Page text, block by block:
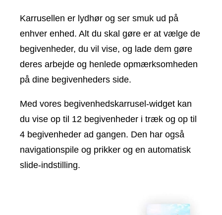
Karrusellen er lydhør og ser smuk ud på
enhver enhed. Alt du skal gøre er at vælge de
begivenheder, du vil vise, og lade dem gøre
deres arbejde og henlede opmærksomheden
på dine begivenheders side.
Med vores begivenhedskarrusel-widget kan
du vise op til 12 begivenheder i træk og op til
4 begivenheder ad gangen. Den har også
navigationspile og prikker og en automatisk
slide-indstilling.